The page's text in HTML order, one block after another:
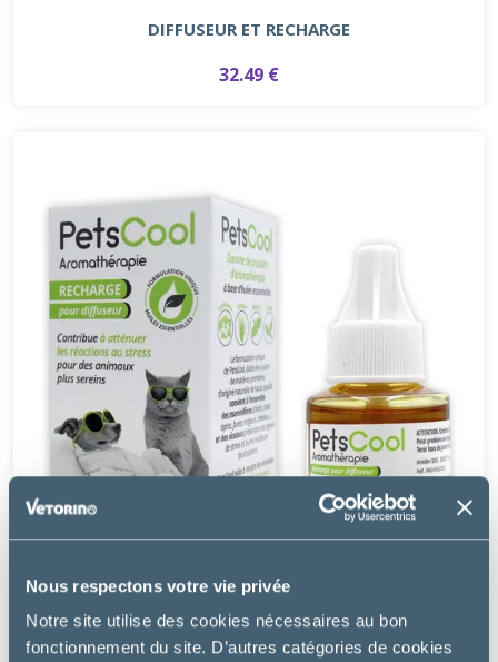
Nous respectons votre vie privée
Notre site utilise des cookies nécessaires au bon
fonctionnement du site. D’autres catégories de cookies
DIFFUSEUR ET RECHARGE
32.49 €
PetsCool